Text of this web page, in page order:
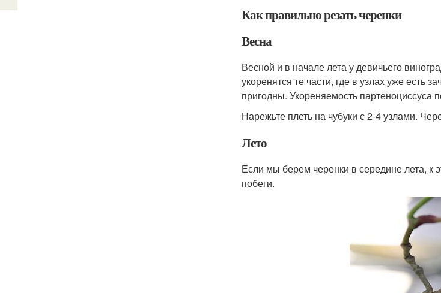
Как правильно резать черенки
Весна
Весной и в начале лета у девичьего
укоренятся те части, где в узлах уже есть
пригодны. Укореняемость партеноциссуса
Нарежьте плеть на чубуки с 2-4 узлами.
Лето
Если мы берем черенки в середине лета, к
побеги.